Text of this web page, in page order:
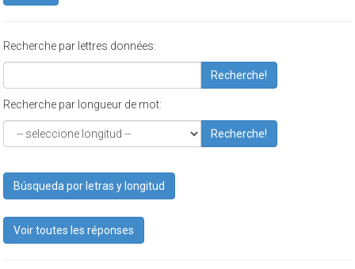
Recherche par lettres données:
Recherche!
Recherche par longueur de mot:
Recherche!
Búsqueda por letras y longitud
Voir toutes les réponses